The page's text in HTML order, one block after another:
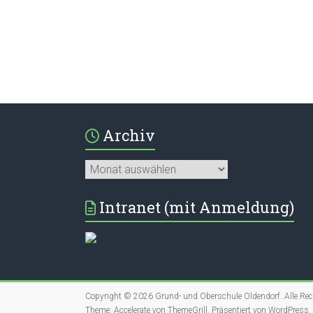
Archiv
Archiv
Intranet (mit Anmeldung)
Copyright © 2026 Grund- und Oberschule Oldendorf. Alle
Theme: Accelerate von ThemeGrill. Präsentiert von WordPress.